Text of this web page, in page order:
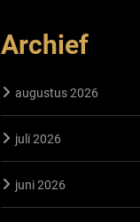
Archief
augustus 2026
juli 2026
juni 2026